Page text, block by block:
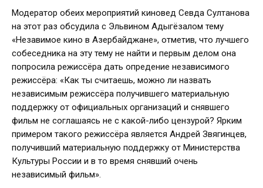
Модератор обеих мероприятий киновед Севда Султанова
на этот раз обсудила с Эльвином Адыгёзалом тему
«Незавимое кино в Азербайджане», отметив, что лучшего
собеседника на эту тему не найти и первым делом она
попросила режиссёра дать опредение независимого
режиссёра: «Как ты считаешь, можно ли назвать
независимым режиссёра получившего материальную
поддержку от официальных организаций и снявшего
фильм не соглашаясь не с какой-либо цензурой? Ярким
примером такого режиссёра является Андрей Звягинцев,
получивший материальную поддержку от Министерства
Культуры России и в то время снявший очень
независимый фильм».